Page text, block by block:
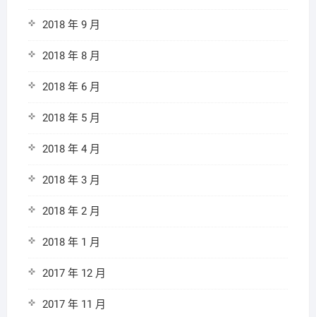
2018 年 9 月
2018 年 8 月
2018 年 6 月
2018 年 5 月
2018 年 4 月
2018 年 3 月
2018 年 2 月
2018 年 1 月
2017 年 12 月
2017 年 11 月